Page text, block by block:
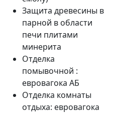
Защита древесины в
парной в области
печи плитами
минерита
Отделка
помывочной :
евровагока АБ
Отделка комнаты
отдыха: евровагока